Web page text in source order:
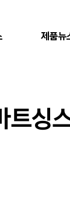
제품뉴
싱